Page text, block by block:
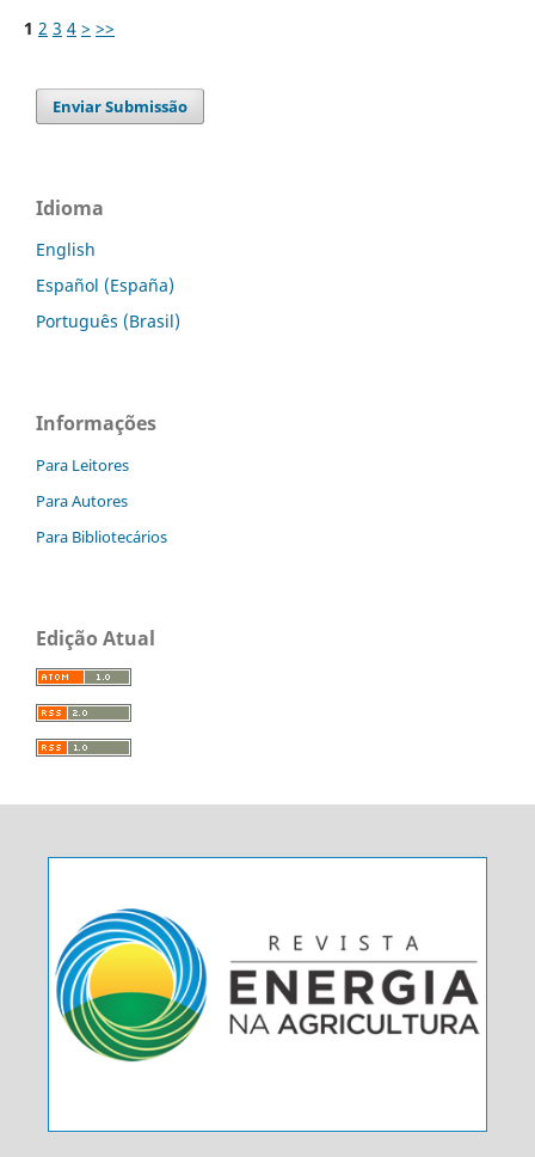
1 2 3 4 > >>
Enviar Submissão
Idioma
English
Español (España)
Português (Brasil)
Informações
Para Leitores
Para Autores
Para Bibliotecários
Edição Atual